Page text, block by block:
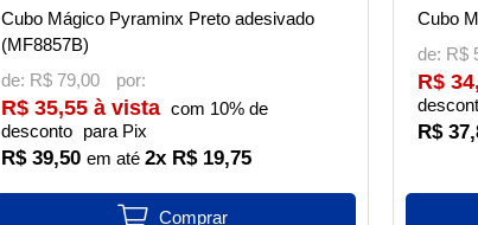
Cubo Mágico Pyraminx Preto adesivado
(MF8857B)
de: R$ 79,00
R$ 39,50 2x R$ 19,75
R$ 35,55 à vista com 10% de
desconto para Pix
Cubo
de: R$
R$
R$